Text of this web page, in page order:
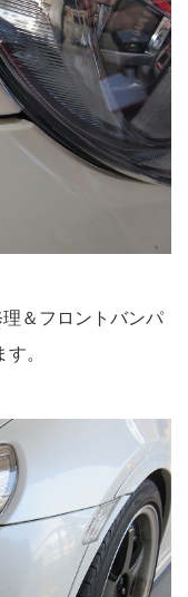
＆フロントバンパ
。